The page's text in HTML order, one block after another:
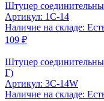
Штуцер
Артикул: 1C-14
Наличие на складе:
109 ₽
Штуцер
Г)
Артикул: 3C-14W
Наличие на складе: